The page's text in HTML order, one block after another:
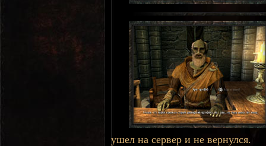
ушел на сервер и не вернулся.